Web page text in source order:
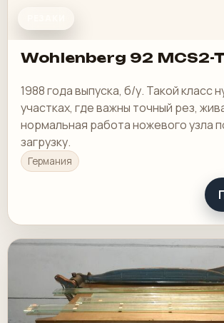
Wohlenberg 92 MCS2-
1988 года выпуска, б/у. Такой класс
участках, где важны точный рез,
нормальная работа ножевого узла
загрузку.
Германия